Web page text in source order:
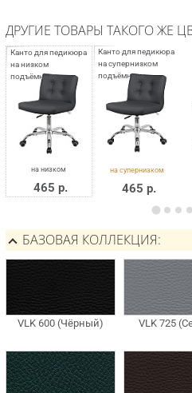
ДРУГИЕ ТОВАРЫ ТАКОГО ЖЕ
465 р. 465 р.
БАЗОВАЯ КОЛЛЕКЦИЯ